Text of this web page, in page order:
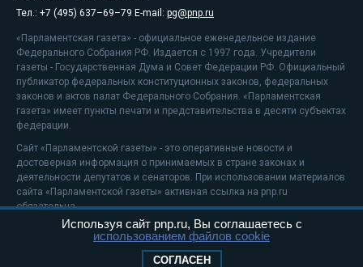
Тел.: +7 (495) 637–69–79 E-mail: pg@pnp.ru
«Парламентская газета» - официальное еженедельное издание
Федерального Собрания РФ. Издается с 1997 года. Учредители
газеты - Государственная Дума и Совет Федерации РФ. Официальный
публикатор федеральных конституционных законов, федеральных
законов и актов палат Федерального Собрания. «Парламентская
газета» имеет пункты печати и представительства в десяти субъектах
федерации.
Сайт «Парламентской газеты» - это оперативные новости и
достоверная информация о принимаемых в стране законах и
деятельности депутатов и сенаторов. При использовании материалов
сайта «Парламентской газеты» активная ссылка на pnp.ru
обязательна.
На информационном ресурсе применяютсярекомендательные
Положение о защите персональных данных
Используя сайт pnp.ru, Вы соглашаетесь с
использованием файлов cookie
СОГЛАСЕН